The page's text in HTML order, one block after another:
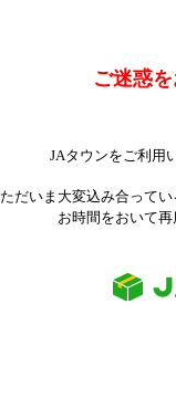
ご迷惑
JAタウンをご利用
ただいま大変込み合って
お時間をおいて